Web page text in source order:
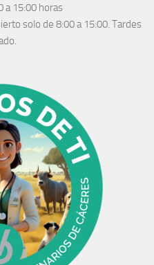
a 15:00 horas
solo de 8:00 a 15:00. Tardes